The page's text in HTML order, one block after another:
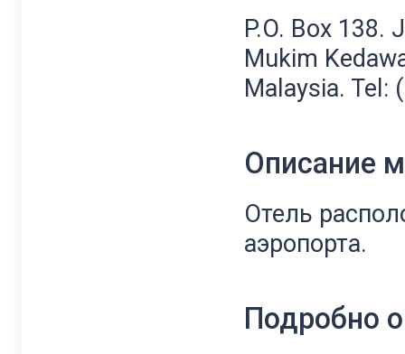
P.O. Box 138.
Mukim
Malaysia. Tel:
Описание
Отель
аэропорта.
Подробно